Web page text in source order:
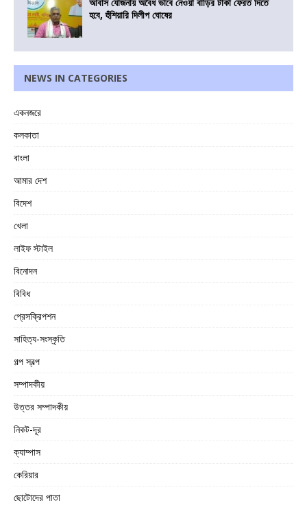
হবে, হুঁশিয়ারি দিলীপ ঘোষের
NEWS IN CATEGORIES
একনজরে
কলকাতা
বাংলা
আমার দেশ
বিদেশ
খেলা
লাইফ স্টাইল
বিনোদন
বিবিধ
প্রেসক্রিপশন
সাহিত্য-সংস্কৃতি
গল্প স্বল্প
সম্পাদকীয়
উত্তর সম্পাদকীয়
নিকট-দূর
ক্যাম্পাস
কেরিয়ার
ছোটোদের পাতা